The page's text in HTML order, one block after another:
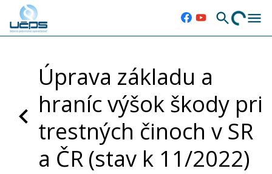
Úprava základu a
hraníc výšok škody pri
trestných činoch v SR
a ČR (stav k 11/2022)